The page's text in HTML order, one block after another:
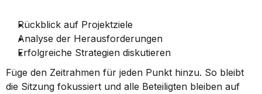
Rückblick auf Projektziele
Analyse der Herausforderungen
Erfolgreiche Strategien diskutieren
Füge den Zeitrahmen für jeden Punkt hinzu. So bleibt
die Sitzung fokussiert und alle Beteiligten bleiben auf